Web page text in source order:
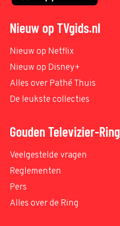
Nieuw op TVgids.nl
Nieuw op Netflix
Nieuw op Disney+
Alles over Pathé Thuis
De leukste collecties
Gouden Televizier-Ring
Veelgestelde vragen
Reglementen
Pers
Alles over de Ring